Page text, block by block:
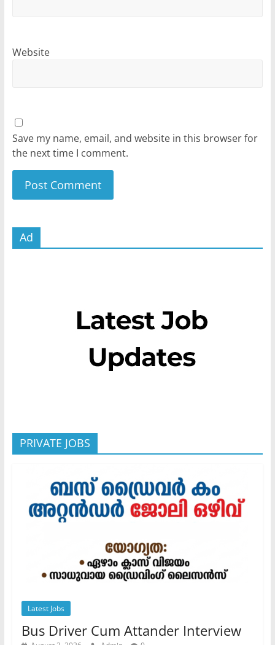
Website
Save my name, email, and website in this browser for
the next time I comment.
Ad
PRIVATE JOBS
Latest Jobs
Bus Driver Cum Attander Interview